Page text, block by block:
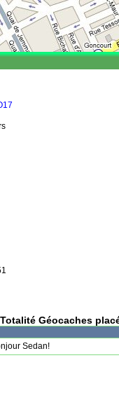
Totalité Géocaches
Sedan!